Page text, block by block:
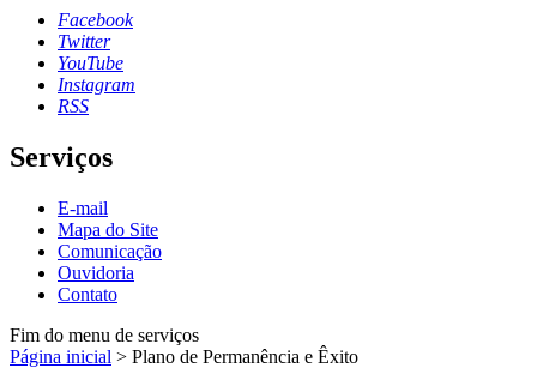
Facebook
Twitter
YouTube
Instagram
RSS
Serviços
E-mail
Mapa do Site
Comunicação
Ouvidoria
Contato
Fim do menu de serviços
Página inicial > Plano de Permanência e Êxito